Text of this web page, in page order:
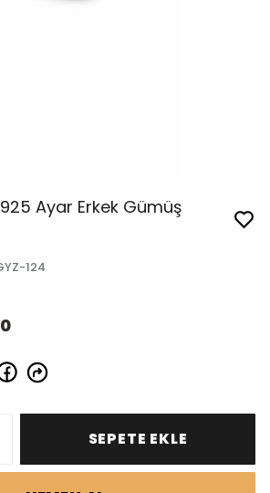
Ayar Erkek Gümüş
124
SEPETE EKLE